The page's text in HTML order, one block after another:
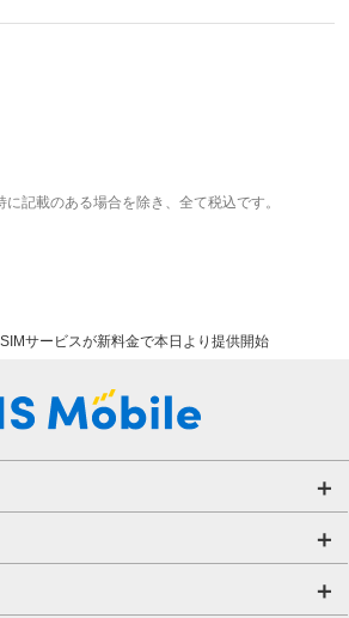
記載のある場合を除き、全て税込です。
サービスが新料金で本日より提供開始